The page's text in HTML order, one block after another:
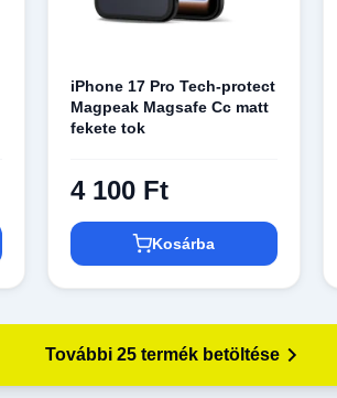
iPhone 17 Pro Tech-protect
Magpeak Magsafe Cc matt
fekete tok
4 100 Ft
Kosárba
További 25 termék betöltése